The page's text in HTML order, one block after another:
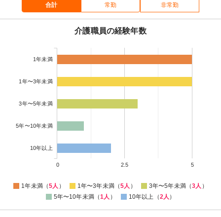
合計 常勤 非常勤
介護職員の経験年数
1年未満
1年〜3年未満
3年〜5年未満
5年〜10年未満
10年以上
0 2.5 5
1年未満（5人 ） 1年〜3年未満（5人 ） 3年〜5年未満（3人 ）
5年〜10年未満（1人 ） 10年以上（2人 ）